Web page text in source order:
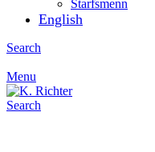
Starfsmenn
English
Search
Menu
Search